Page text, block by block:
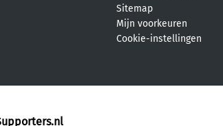
Sitemap
Mijn voorkeuren
Cookie-instellingen